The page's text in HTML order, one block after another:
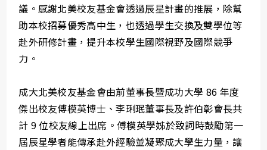
議。感謝北美校友基金會透過辰星計畫的推展，除幫
助本校招募優秀高中生，也透過學生交換及雙學位等
赴外研修計畫，提升本校學生國際視野及國際競爭
力。
成大北美校友基金會由前董事長暨成功大學 86 年度
傑出校友傅模英博士、李琍珉董事長及許伯彰會長共
計 9 位校友線上出席。傅模英學姊於致詞時鼓勵第一
屆辰星學者能傳承赴外經驗並凝聚成大學生力量，讓